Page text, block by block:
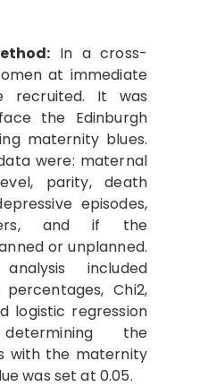
In a cross-
at immediate
recruited. It was
the Edinburgh
maternity blues.
were: maternal
parity, death
episodes,
and if the
or unplanned.
included
Chi2,
logistic regression
the
with the maternity
was set at 0.05.